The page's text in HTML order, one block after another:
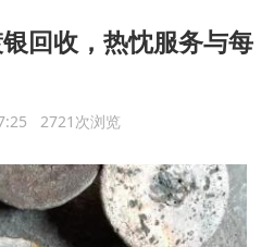
回收，热忱服务与每
2721次浏览